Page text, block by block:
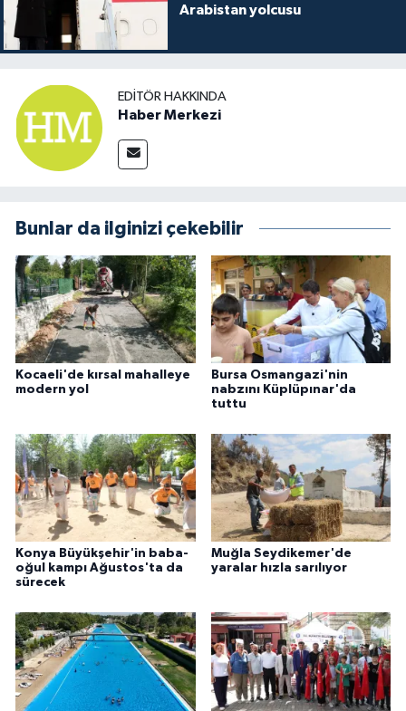
Arabistan yolcusu
EDITÖR HAKKINDA
Haber Merkezi
Bunlar da ilginizi çekebilir
Kocaeli'de kırsal mahalleye
modern yol
Bursa Osmangazi'nin
nabzını Küplüpınar'da
tuttu
Konya Büyükşehir'in baba-
oğul kampı Ağustos'ta da
sürecek
Muğla Seydikemer'de
yaralar hızla sarılıyor